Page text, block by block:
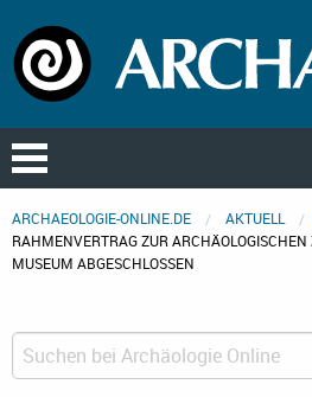
ARCHAEOLOGIE-ONLINE.DE AKTUELL
RAHMENVERTRAG ZUR
MUSEUM ABGESCHLOSSEN